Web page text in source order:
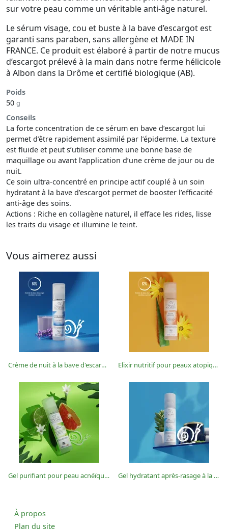
sur votre peau comme un véritableanti-âge naturel.
Le sérum visage, cou et buste à la bave d’escargot est
garanti sans paraben, sans allergène et MADE IN
FRANCE. Ce produit est élaboré à partir de notre mucus
d’escargot prélevé à la main dans notre ferme hélicicole
à Albon dans la Drôme et certifié biologique (AB).
Poids
50 g
Conseils
La forte concentration de ce sérum en bave d’escargot lui
permet d’être rapidement assimilé par l’épiderme. La texture
est fluide et peut s’utiliser comme une bonne base de
maquillage ou avant l’application d’une crème de jour ou de
nuit.
Ce soin ultra-concentré en principe actif couplé à un soin
hydratant à la bave d’escargot permet de booster l’efficacité
anti-âge des soins.
Actions : Riche en collagène naturel, il efface les rides, lisse
les traits du visage et illumine le teint.
Vous aimerez aussi
Crème de nuit à la bave d'escargot BIO - Airless 50 ml - Mlle Agathe Elixir nutritif pour peaux atopiques à la bave d'escargot BIO - Airless 50 ml - Mlle Agathe
Gel purifiant pour peau acnéïque à la bave d'escargot BIO - Airless 50 ml - Mlle Agathe Gel hydratant après-rasage à la bave d'escargot BIO - Airless 50 ml - Mlle Agathe
À propos
Plan du site